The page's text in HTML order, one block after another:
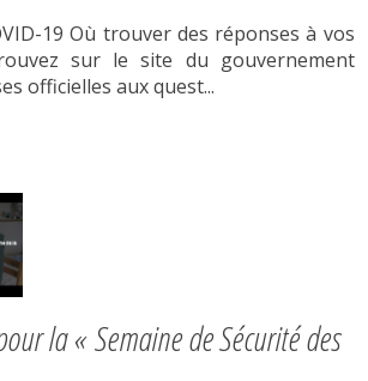
19 Où trouver des réponses à vos
sur le site du gouvernement
officielles aux quest...
la « Semaine de Sécurité des